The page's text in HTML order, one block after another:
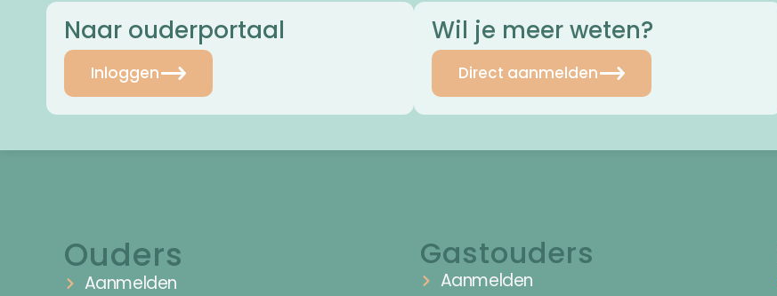
Naar ouderportaal
Inloggen
Wil je meer weten?
Direct aanmelden
Ouders
Aanmelden
Gastouders
Aanmelden